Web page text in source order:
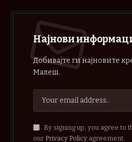
Најнови
Добивајте ги најновите
Малеш.
By signing up, you agree to
our Privacy Policyagreement.